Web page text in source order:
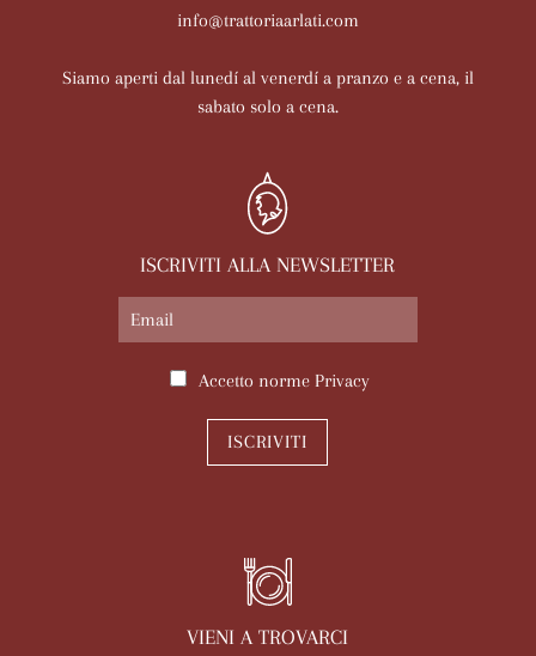
info@trattoriaarlati.com
Siamo aperti dal lunedí al venerdí a pranzo e a cena, il
sabato solo a cena.
ISCRIVITI ALLA NEWSLETTER
Accetto norme Privacy
ISCRIVITI
VIENI A TROVARCI